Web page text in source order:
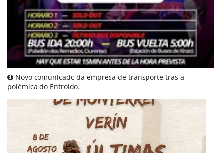
Novo comunicado da empresa de transporte tras a
polémica do Entroido.